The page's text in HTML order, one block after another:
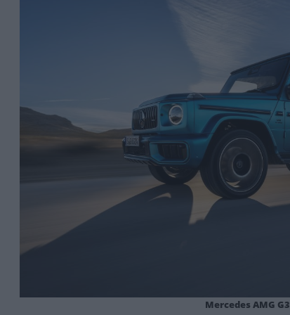
Mercedes AMG G3